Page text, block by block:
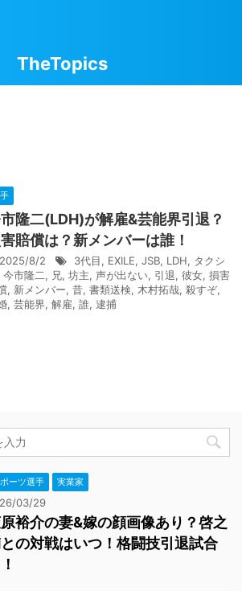
TheTopics
隆二(LDH)が解雇&芸能界引退？
賠償は？新メンバーは誰！
2025/8/2 3代目, EXILE, JSB, LDH, タクシ
今市隆二, 兄, 坊主, 声が出ない, 引退, 彼女, 損害
, 新メンバー, 昔, 書類送検, 木村拓哉, 殺すぞ,
, 芸能界, 解雇, 誰, 逮捕
ーツ選手 実業家
03/29
裕介の妻&嫁の顔画像あり？啓之
の対戦はいつ！格闘技引退試合